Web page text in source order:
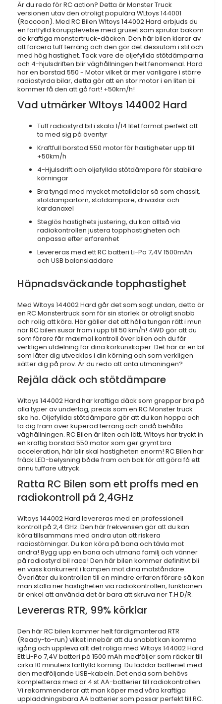
Är du redo för RC action? Detta är Monster Truck
versionen utav den otroligt populära WLtoys 144001
(Raccoon). Med RC Bilen Wltoys 144002 Hard erbjuds du
en fartfylld körupplevelse med gruset som sprutar bakom
de kraftiga monstertruck-däcken. Den här bilen klarar av
att forcera tuff terräng och den gör det dessutom i stil och
med hög hastighet. Tack vare de oljefyllda stötdämparna
och 4-hjulsdriften blir väghållningen helt fenomenal. Hard
har en borstad 550 - Motor vilket är mer vanligare i större
radiostyrda bilar, detta gör att en stor motor i en liten bil
kommer få den att gå fort! +50km/h!
Vad utmärker Wltoys 144002 Hard
Tuff radiostyrd bil i skala 1/14 litet format perfekt att
ta med sig på äventyr
Kraftfull borstad 550 motor för hastigheter upp till
+50km/h
4-Hjulsdrift och oljefyllda stötdämpare för stabilare
körningar
Bra tyngd med mycket metalldelar så som chassit,
stötdämpartorn, stötdämpare, drivaxlar och
kardanaxel
Steglös hastighets justering, du kan alltså via
radiokontrollen justera topphastigheten och
anpassa efter erfarenhet
Levereras med ett RC batteri Li-Po 7,4V 1500mAh
och USB balansladdare
Häpnadsväckande topphastighet
Med Wltoys 144002 Hard går det som sagt undan, detta är
en RC Monstertruck som för sin storlek är otroligt snabb
och rolig att köra. Här gäller det att hålla tungan rätt i mun
när RC bilen susar fram i upp till 50 km/h! 4WD gör att du
som förare får maximal kontroll över bilen och du får
verkligen utdelning för dina körkunskaper. Det här är en bil
som låter dig utvecklas i din körning och som verkligen
sätter dig på prov. Är du redo att anta utmaningen?
Rejäla däck och stötdämpare
Wltoys 144002 Hard har kraftiga däck som greppar bra på
alla typer av underlag, precis som en RC Monster truck
ska ha. Oljefyllda stötdämpare gör att du kan hoppa och
ta dig fram över kuperad terräng och ändå behålla
väghållningen. RC Bilen är liten och lätt, Wltoys har tryckt in
en kraftig borstad 550 motor som ger grymt bra
acceleration, här blir skal hastigheten enorm! RC Bilen har
fräck LED-belysning både fram och bak för att göra få ett
ännu tuffare uttryck.
Ratta RC Bilen som ett proffs med en
radiokontroll på 2,4GHz
Wltoys 144002 Hard levereras med en professionell
kontroll på 2,4 GHz. Den här frekvensen gör att du kan
köra tillsammans med andra utan att riskera
radiostörningar. Du kan köra på bana och tävla mot
andra! Bygg upp en bana och utmana familj och vänner
på radiostyrd bil race! Den här bilen kommer definitivt bli
en vass konkurrent i kampen mot dina motståndare.
Överlåter du kontrollen till en mindre erfaren förare så kan
man ställa ner hastigheten via radiokontrollen, funktionen
är enkel att använda det är bara att skruva ner T.H D/R.
Levereras RTR, 99% körklar
Den här RC bilen kommer helt färdigmonterad RTR
(Ready-to-run) vilket innebär att du snabbt kan komma
igång och uppleva allt det roliga med Wltoys 144002 Hard.
Ett Li-Po 7,4V batteri på 1500 mAh medföljer som räcker till
cirka 10 minuters fartfylld körning. Du laddar batteriet med
den medföljande USB-kabeln. Det enda som behövs
kompletteras med är 4 st AA-batterier till radiokontrollen.
Vi rekommenderar att man köper med våra kraftiga
uppladdningsbara AA batterier som passar perfekt till RC.